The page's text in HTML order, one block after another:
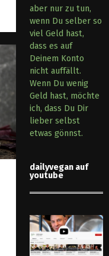
aber nur zu tun,
wenn Du selber so
viel Geld hast,
dass es auf
Deinem Konto
nicht auffällt.
Wenn Du wenig
Geld hast, möchte
ich, dass Du Dir
lieber selbst
etwas gönnst.
dailyvegan auf
youtube